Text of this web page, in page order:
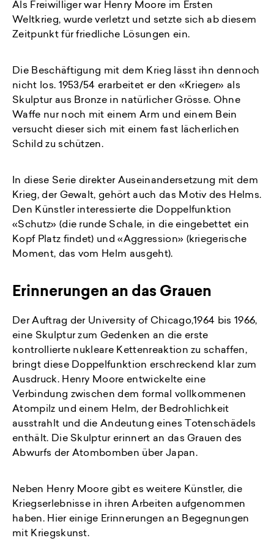
Als Freiwilliger war Henry Moore im Ersten
Weltkrieg, wurde verletzt und setzte sich ab diesem
Zeitpunkt für friedliche Lösungen ein.
Die Beschäftigung mit dem Krieg lässt ihn dennoch
nicht los. 1953/54 erarbeitet er den «Krieger» als
Skulptur aus Bronze in natürlicher Grösse. Ohne
Waffe nur noch mit einem Arm und einem Bein
versucht dieser sich mit einem fast lächerlichen
Schild zu schützen.
In diese Serie direkter Auseinandersetzung mit dem
Krieg, der Gewalt, gehört auch das Motiv des Helms.
Den Künstler interessierte die Doppelfunktion
«Schutz» (die runde Schale, in die eingebettet ein
Kopf Platz findet) und «Aggression» (kriegerische
Moment, das vom Helm ausgeht).
Erinnerungen an das Grauen
Der Auftrag der University of Chicago,1964 bis 1966,
eine Skulptur zum Gedenken an die erste
kontrollierte nukleare Kettenreaktion zu schaffen,
bringt diese Doppelfunktion erschreckend klar zum
Ausdruck. Henry Moore entwickelte eine
Verbindung zwischen dem formal vollkommenen
Atompilz und einem Helm, der Bedrohlichkeit
ausstrahlt und die Andeutung eines Totenschädels
enthält. Die Skulptur erinnert an das Grauen des
Abwurfs der Atombomben über Japan.
Neben Henry Moore gibt es weitere Künstler, die
Kriegserlebnisse in ihren Arbeiten aufgenommen
haben. Hier einige Erinnerungen an Begegnungen
mit Kriegskunst.